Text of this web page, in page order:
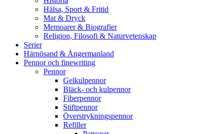
Hälsa, Sport & Fritid
Mat & Dryck
Memoarer & Biografier
Religion, Filosofi & Naturvetenskap
Serier
Härnösand & Ångermanland
Pennor och finewriting
Pennor
Gelkulpennor
Bläck- och kulpennor
Fiberpennor
Stiftpennor
Överstrykningspennor
Refiller